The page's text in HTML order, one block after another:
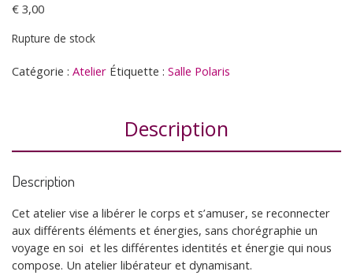
€ 3,00
Rupture de stock
Catégorie : Atelier Étiquette : Salle Polaris
Description
Description
Cet atelier vise a libérer le corps et s’amuser, se reconnecter
aux différents éléments et énergies, sans chorégraphie un
voyage en soi et les différentes identités et énergie qui nous
compose. Un atelier libérateur et dynamisant.